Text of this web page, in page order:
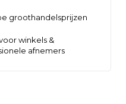
groothandelsprijzen
winkels &
afnemers